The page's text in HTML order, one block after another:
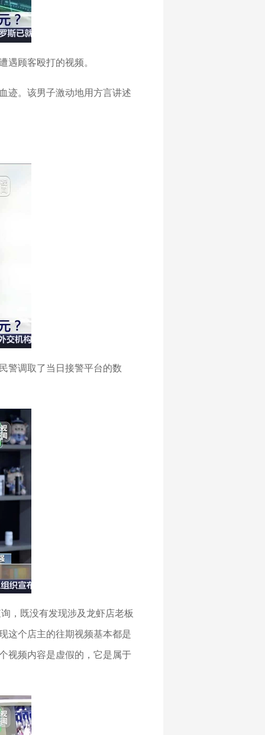
遇顾客殴打的视频。
迹。该男子激动地用方言讲述
警调取了当日接警平台的数
，既没有发现涉及龙虾店老板
这个店主的往期视频基本都是
视频内容是虚假的，它是属于